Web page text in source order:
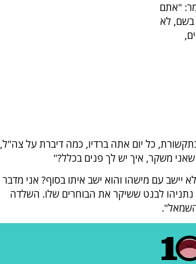
"אתם
בשם, לא
כל יום אתה ברדיו, כמה דיברת על צה"ל,
שאני משקר, איך יש לך פנים בכלל?"
עם מישהו והוא ישב איתו בסוף? אני מדבר
לבנט ששיקר את הבוחרים שלו. השלדה